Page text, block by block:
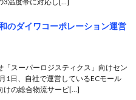
のダイワコーポレーション運営
「スーパーロジスティクス」向けセン
1日、自社で運営しているECモール
けの総合物流サービ[…]